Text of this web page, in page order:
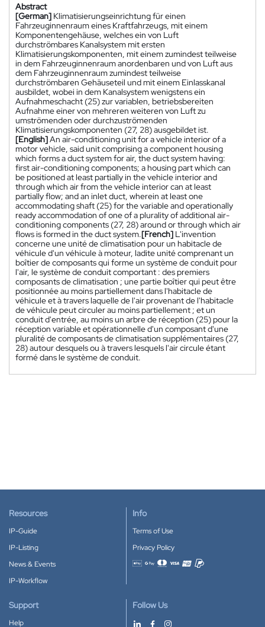
Abstract
[German] Klimatisierungseinrichtung für einen
Fahrzeuginnenraum eines Kraftfahrzeugs, mit einem
Komponentengehäuse, welches ein von Luft
durchströmbares Kanalsystem mit ersten
Klimatisierungskomponenten, mit einem zumindest teilweise
in dem Fahrzeuginnenraum anordenbaren und von Luft aus
dem Fahrzeuginnenraum zumindest teilweise
durchströmbaren Gehäuseteil und mit einem Einlasskanal
ausbildet, wobei in dem Kanalsystem wenigstens ein
Aufnahmeschacht (25) zur variablen, betriebsbereiten
Aufnahme einer von mehreren weiteren von Luft zu
umströmenden oder durchzuströmenden
Klimatisierungskomponenten (27, 28) ausgebildet ist.
[English]An air-conditioning unit for a vehicle interior of a
motor vehicle, said unit comprising a component housing
which forms a duct system for air, the duct system having:
first air-conditioning components; a housing part which can
be positioned at least partially in the vehicle interior and
through which air from the vehicle interior can at least
partially flow; and an inlet duct, wherein at least one
accommodating shaft (25) for the variable and operationally
ready accommodation of one of a plurality of additional air-
conditioning components (27, 28) around or through which air
flows is formed in the duct system.[French] L'invention
concerne une unité de climatisation pour un habitacle de
véhicule d'un véhicule à moteur, ladite unité comprenant un
boîtier de composants qui forme un système de conduit pour
l'air, le système de conduit comportant : des premiers
composants de climatisation ; une partie boîtier qui peut être
positionnée au moins partiellement dans l'habitacle de
véhicule et à travers laquelle de l'air provenant de l'habitacle
de véhicule peut circuler au moins partiellement ; et un
conduit d'entrée, au moins un arbre de réception (25) pour la
réception variable et opérationnelle d'un composant d'une
pluralité de composants de climatisation supplémentaires (27,
28) autour desquels ou à travers lesquels l'air circule étant
formé dans le système de conduit.
Resources
IP-Guide
IP-Listing
News & Events
IP-Workflow
Info
Terms of Use
Privacy Policy
Accepted payment methods
Support
Help
Follow Us